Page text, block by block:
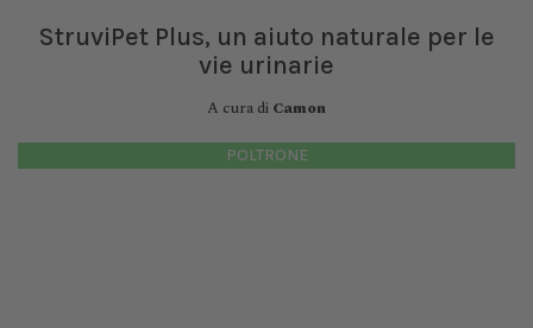
StruviPet Plus, un aiuto naturale per le
vie urinarie
A cura di Camon
POLTRONE